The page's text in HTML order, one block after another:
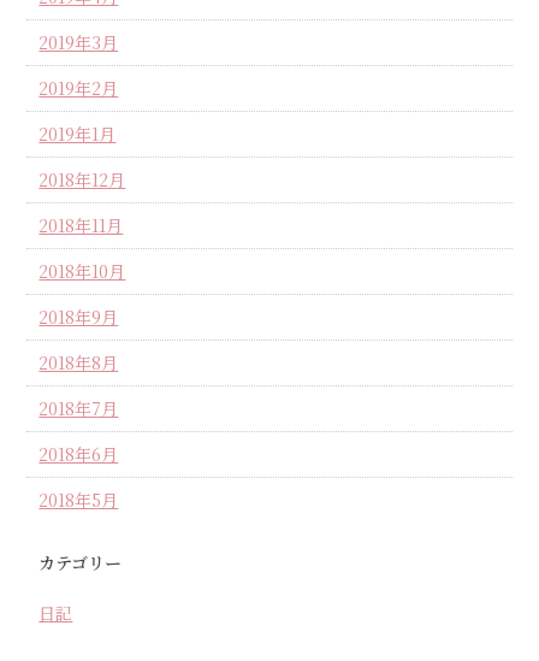
2019年3月
2019年2月
2019年1月
2018年12月
2018年11月
2018年10月
2018年9月
2018年8月
2018年7月
2018年6月
2018年5月
カテゴリー
日記